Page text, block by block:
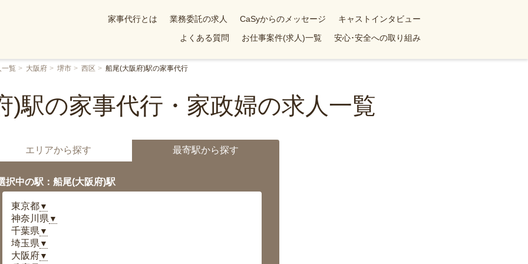
家事代行とは 業務委託の求人 CaSyからのメッセージ
キャストインタビュー
よくある質問
お仕事案件(求人)一覧 安心･安全への取り組み
一覧 大阪府 堺市 西区 船尾(大阪府)駅の家事代行
)駅の家事代行・家政婦の求人一覧
エリアから探す 最寄駅から探す
択中の駅：船尾(大阪府)駅
東京都▼
神奈川県 ▼
千葉県 ▼
埼玉県 ▼
大阪府▼